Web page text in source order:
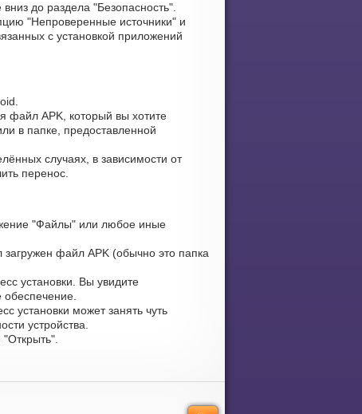
вниз до раздела "Безопасность".
"Непроверенные источники" и
с установкой приложений
файл APK, который вы хотите
в папке, предоставленной
случаях, в зависимости от
перенос.
"Файлы" или любое иные
файл APK (обычно это папка
установки. Вы увидите
установки может занять чуть
устройства.